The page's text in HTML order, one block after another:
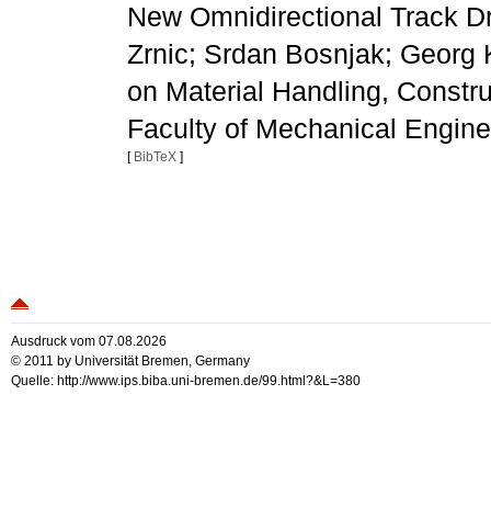
New Omnidirectional Track
Zrnic; Srdan Bosnjak; Georg
on Material Handling,
Faculty of Mechanical
[ BibTeX ]
Ausdruck vom 07.08.2026
© 2011 by Universität Bremen, Germany
Quelle: http://www.ips.biba.uni-bremen.de/99.html?&L=380